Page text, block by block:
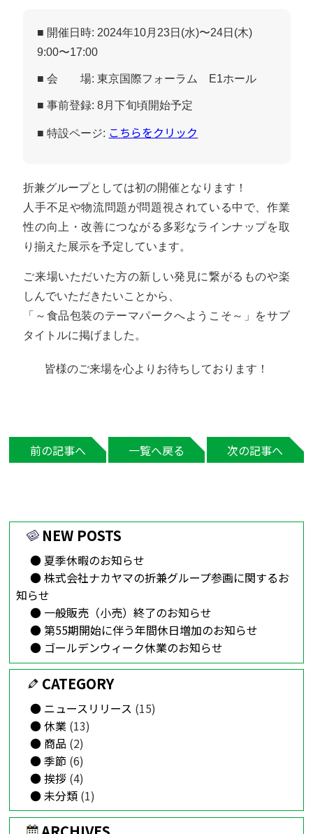
■ 開催日時: 2024年10月23日(水)〜24日(木)
9:00〜17:00
■ 会 場: 東京国際フォーラム E1ホール
■ 事前登録: 8月下旬頃開始予定
■ 特設ページ: こちらをクリック
折兼グループとしては初の開催となります！
人手不足や物流問題が問題視されている中で、作業
性の向上・改善につながる多彩なラインナップを取
り揃えた展示を予定しています。
ご来場いただいた方の新しい発見に繋がるものや楽
しんでいただきたいことから、
「～食品包装のテーマパークへようこそ～」をサブ
タイトルに掲げました。
皆様のご来場を心よりお待ちしております！
前の記事へ 一覧へ戻る 次の記事へ
NEW POSTS
夏季休暇のお知らせ
株式会社ナカヤマの折兼グループ参画に関するお
知らせ
一般販売（小売）終了のお知らせ
第55期開始に伴う年間休日増加のお知らせ
ゴールデンウィーク休業のお知らせ
CATEGORY
ニュースリリース (15)
休業(13)
商品 (2)
季節 (6)
挨拶(4)
未分類(1)